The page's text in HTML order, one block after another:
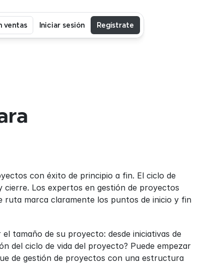
con éxito de principio a fin. El ciclo de
Los expertos en gestión de proyectos
ruta marca claramente los puntos de inicio y fin
tamaño de su proyecto: desde iniciativas de
del ciclo de vida del proyecto? Puede empezar
de gestión de proyectos con una estructura
ventas Iniciar sesión Regístrate